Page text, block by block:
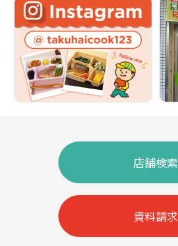
店舗検索
資料請求